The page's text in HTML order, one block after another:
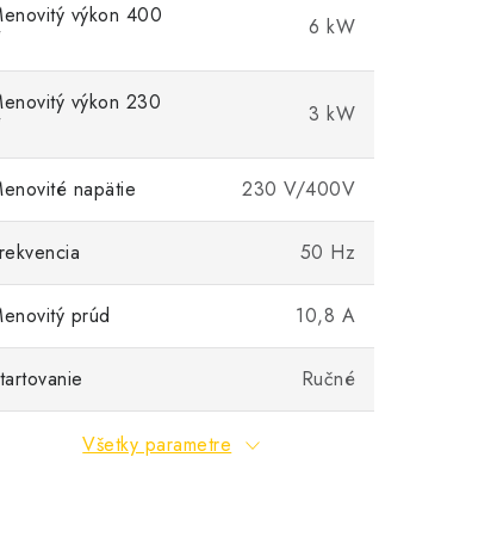
výkon 400
6 kW
výkon 230
3 kW
napätie 230 V/400V
50 Hz
prúd 10,8 A
Ručné
Všetky parametre